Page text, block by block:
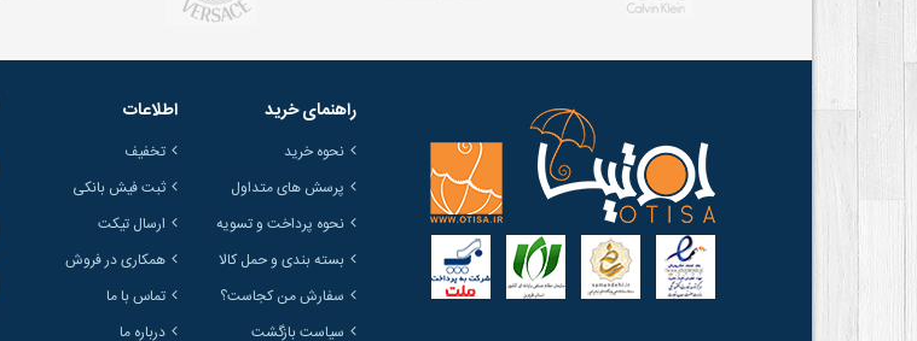
راهنمای خرید
نحوه خرید
پرسش های متداول
نحوه پرداخت و تسویه
بسته بندی و حمل کالا
سفارش من کجاست؟
سیاست بازگشت
اطلاعات
تخفیف
ثبت فیش بانکی
ارسال تیکت
همکاری در فروش
تماس با ما
درباره ما